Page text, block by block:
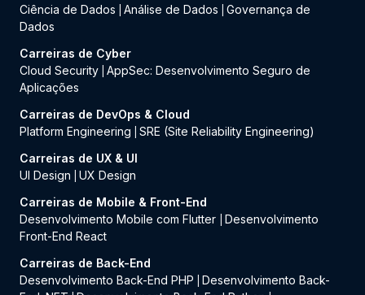
Ciência de Dados
Análise de Dados
Governança de
Dados
Carreiras de Cyber
Cloud Security AppSec: Desenvolvimento Seguro de
Aplicações
Carreiras de DevOps & Cloud
Platform Engineering
SRE (Site Reliability Engineering)
Carreiras de UX & UI
UI Design
UX Design
Carreiras de Mobile & Front-End
Desenvolvimento Mobile com Flutter
Desenvolvimento
Front-End React
Carreiras de Back-End
Desenvolvimento Back-End PHP
Desenvolvimento Back-